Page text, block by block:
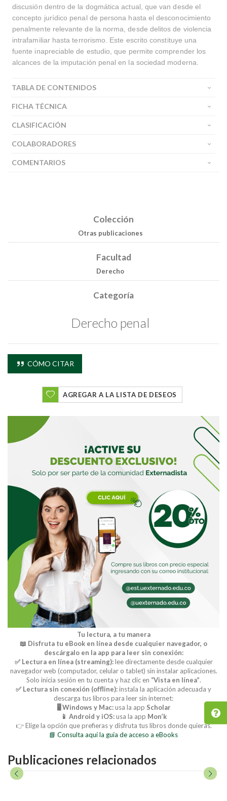
discusión dentro de la dogmática actual, que van desde el
concepto jurídico penal de persona hasta el desconocimiento
penalmente relevante de la norma, desde delitos de violencia
intrafamiliar hasta terrorismo. Este escrito constituye una
fuente inapreciable de estudio, que permite comprender los
alcances de la imputación penal en la sociedad moderna.
TABLA DE CONTENIDOS
FICHA TÉCNICA
CLASIFICACIÓN
COLABORADORES
COMENTARIOS
Colección
Otras publicaciones
Facultad
Derecho
Categoría
Derecho penal
CÓMO CITAR
AGREGAR A LA LISTA DE DESEOS
Tu lectura, a tu manera
📖 Disfruta tu eBook en línea desde cualquier navegador, o
descárgalo en la app para leer sin conexión:
✅ Lectura en línea (streaming):lee directamente desde cualquier
navegador web (computador, celular o tablet) sin instalar aplicaciones.
Solo inicia sesión en tu cuenta y haz clic en “Vista en línea”.
✅ Lectura sin conexión (offline):instala la aplicación adecuada y
descarga tus libros para leer sin internet:
🖥️ Windows y Mac:usa la app Scholar
📱 Android y iOS:usa la app Mon’k
👉 Elige la opción que prefieras y disfruta tus libros donde quieras.
📘 Consulta aquí la guía de acceso a eBooks
Publicaciones relacionados